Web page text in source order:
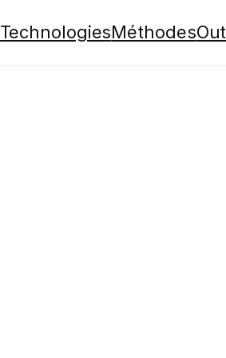
TechnologiesMéthodes